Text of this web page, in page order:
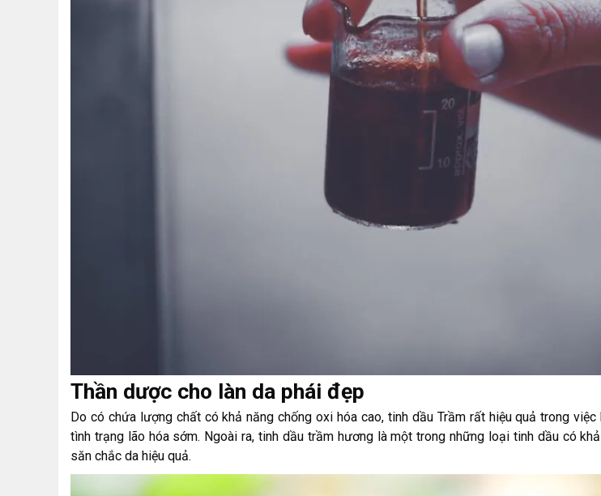
Thần dược cho làn da phái đẹp
Do có chứa lượng chất có khả năng chống oxi hóa cao, tinh dầu Trầm rất hiệu quả trong
tình trạng lão hóa sớm. Ngoài ra, tinh dầu trầm hương là một trong những loại tinh dầu có
săn chắc da hiệu quả.